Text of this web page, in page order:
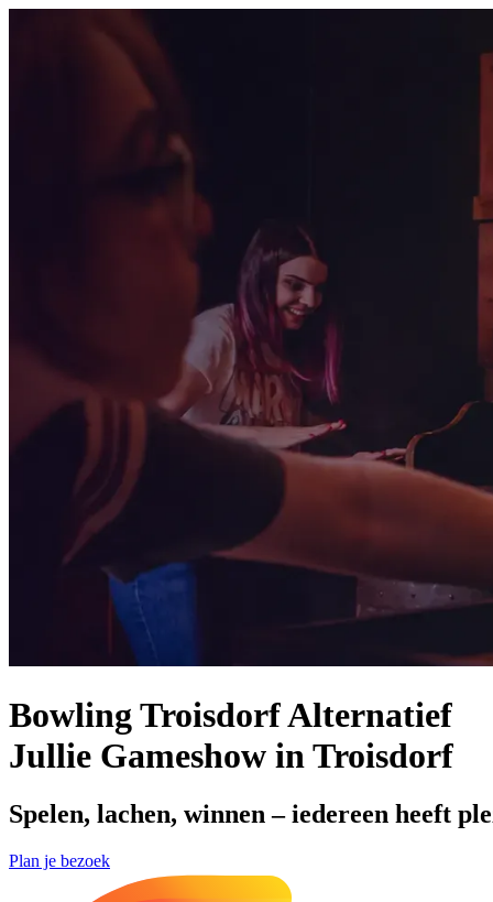
Bowling Troisdorf Alternatief
Jullie Gameshow in Troisdorf
Spelen, lachen, winnen – iedereen heeft
Plan je bezoek